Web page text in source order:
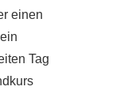
einen
Tag